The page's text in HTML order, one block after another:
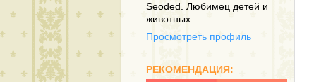
Seoded. Любимец детей и
животных.
Просмотреть профиль
РЕКОМЕНДАЦИЯ: